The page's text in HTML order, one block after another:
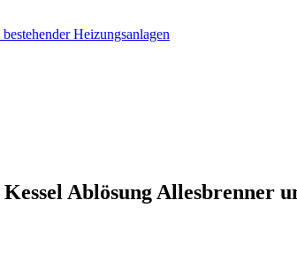
Heizungsanlagen
Ablösung Allesbrenner